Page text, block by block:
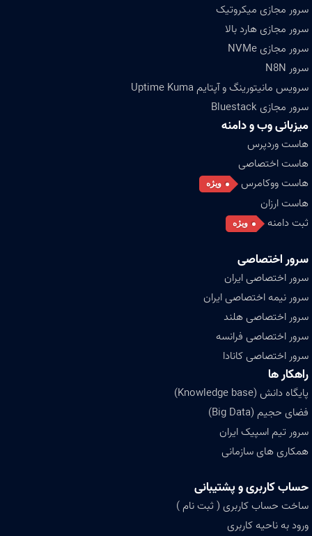
سرور مجازی میکروتیک
سرور مجازی هارد بالا
سرور مجازی NVMe
سرور N8N
سرویس مانیتورینگ و آپتایم Uptime Kuma
سرور مجازی Bluestack
میزبانی وب و دامنه
هاست وردپرس
هاست اختصاصی
هاست ووکامرس
ویژه
هاست ارزان
ثبت دامنه
ویژه
سرور اختصاصی
سرور اختصاصی ایران
سرور نیمه اختصاصی ایران
سرور اختصاصی هلند
سرور اختصاصی فرانسه
سرور اختصاصی کانادا
راهکار ها
پایگاه دانش (Knowledge base)
فضای حجیم (Big Data)
سرور تیم اسپیک ایران
همکاری های سازمانی
حساب کاربری و پشتیبانی
ساخت حساب کاربری ( ثبت نام )
ورود به ناحیه کاربری